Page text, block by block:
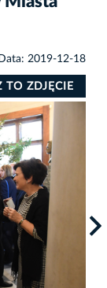
Data: 2019-12-18
TO ZDJĘCIE